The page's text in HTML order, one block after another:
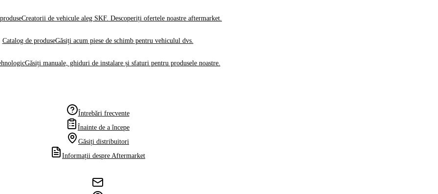
Creatorii de vehicule aleg SKF. Descoperiți ofertele noastre aftermarket.
Catalog de produseGăsiți acum piese de schimb pentru vehiculul dvs.
Găsiți manuale, ghiduri de instalare și sfaturi pentru produsele noastre.
Întrebări frecvente
Înainte de a începe
Găsiți distribuitori
Informații despre Aftermarket